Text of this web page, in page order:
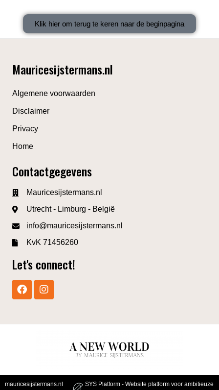
Klik hier om terug te keren naar de beginpagina
Mauricesijstermans.nl
Algemene voorwaarden
Disclaimer
Privacy
Home
Contactgegevens
Mauricesijstermans.nl
Utrecht - Limburg - België
info@mauricesijstermans.nl
KvK 71456260
Let's connect!
mauricesijstermans.nl
SYS Platform - Website platform voor ambitieuze